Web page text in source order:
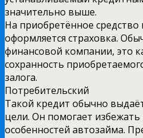
значительно выше.
На приобретённое
оформляется страховка.
финансовой компании, это
сохранность
залога.
Потребительский
Такой кредит обычно
цели. Он помогает
особенностей автозайма.